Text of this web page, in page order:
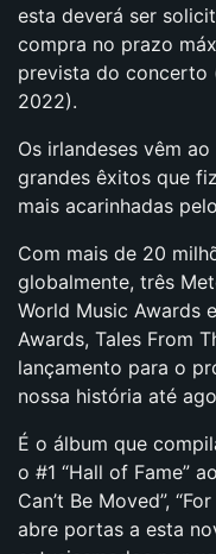
esta deverá ser
compra no prazo
prevista do concerto
2022).
Os irlandeses vêm
grandes êxitos que
mais acarinhadas
Com mais de 20
globalmente, três
World Music Awards
Awards, Tales From
lançamento para o
nossa história até
É o álbum que
o #1 “Hall of Fame”
Can’t Be Moved”,
abre portas a esta